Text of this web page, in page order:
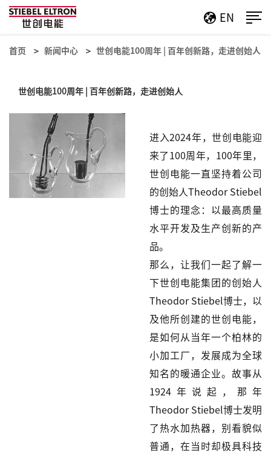
EN
首页 新闻中心 世创电能100周年 | 百年创新路，走进创始人
世创电能100周年 | 百年创新路，走进创始人
进入2024年，世创电能迎
来了 100周年， 100年里，
世创电能一直坚持着公司
的创始人Theodor Stiebel
博士的理念：以最高质量
水平开发及生产创新的产
品。
那么，让我们一起了解一
下世创电能集团的创始人
Theodor Stiebel博士，以
及他所创建的世创电能，
是如何从当年一个柏林的
小加工厂，发展成为全球
知名的暖通企业。故事从
1924年说起，那年
Theodor Stiebel博士发明
了热水加热器，别看貌似
普通，在当时却极具科技